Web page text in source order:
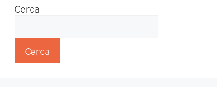
Cerca
Cerca